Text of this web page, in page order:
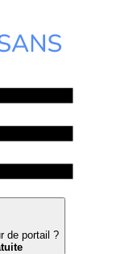
de portail ?